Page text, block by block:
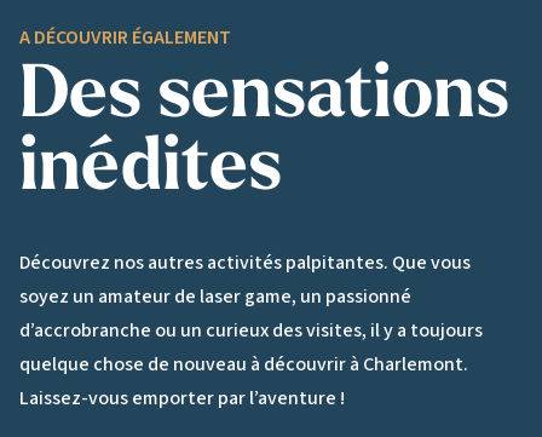
A DÉCOUVRIR ÉGALEMENT
Des sensations
inédites
Découvrez nos autres activités palpitantes. Que vous
soyez un amateur de laser game, un passionné
d’accrobranche ou un curieux des visites, il y a toujours
quelque chose de nouveau à découvrir à Charlemont.
Laissez-vous emporter par l’aventure !